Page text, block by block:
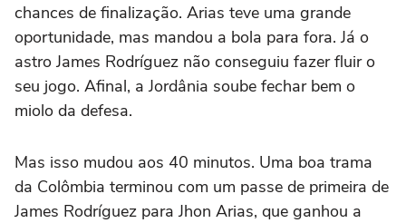
chances de finalização. Arias teve uma grande
oportunidade, mas mandou a bola para fora. Já o
astro James Rodríguez não conseguiu fazer fluir o
seu jogo. Afinal, a Jordânia soube fechar bem o
miolo da defesa.
Mas isso mudou aos 40 minutos. Uma boa trama
da Colômbia terminou com um passe de primeira de
James Rodríguez para Jhon Arias, que ganhou a